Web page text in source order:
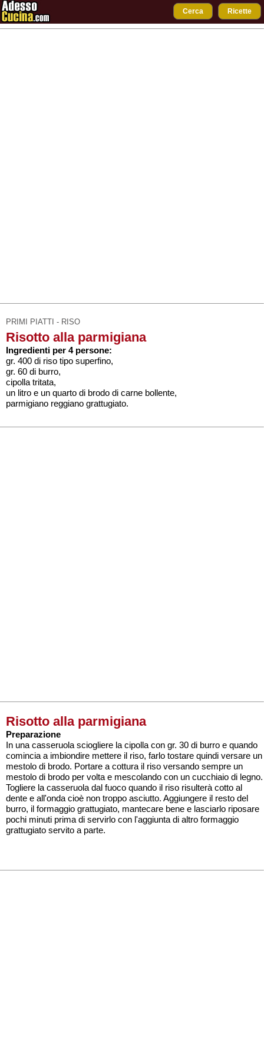
Cerca Ricette
PRIMI PIATTI - RISO
Risotto alla parmigiana
Ingredienti per 4 persone:
gr. 400 di riso tipo superfino,
gr. 60 di burro,
cipolla tritata,
un litro e un quarto di brodo di carne bollente,
parmigiano reggiano grattugiato.
Risotto alla parmigiana
Preparazione
In una casseruola sciogliere la cipolla con gr. 30 di burro e quando
comincia a imbiondire mettere il riso, farlo tostare quindi versare un
mestolo di brodo. Portare a cottura il riso versando sempre un
mestolo di brodo per volta e mescolando con un cucchiaio di legno.
Togliere la casseruola dal fuoco quando il riso risulterà cotto al
dente e all'onda cioè non troppo asciutto. Aggiungere il resto del
burro, il formaggio grattugiato, mantecare bene e lasciarlo riposare
pochi minuti prima di servirlo con l'aggiunta di altro formaggio
grattugiato servito a parte.